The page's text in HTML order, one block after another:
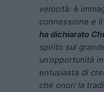
velocità: è
connessione e il
ha dichiarato
spirito sul
un’opportunità
entusiasta di
che onori la